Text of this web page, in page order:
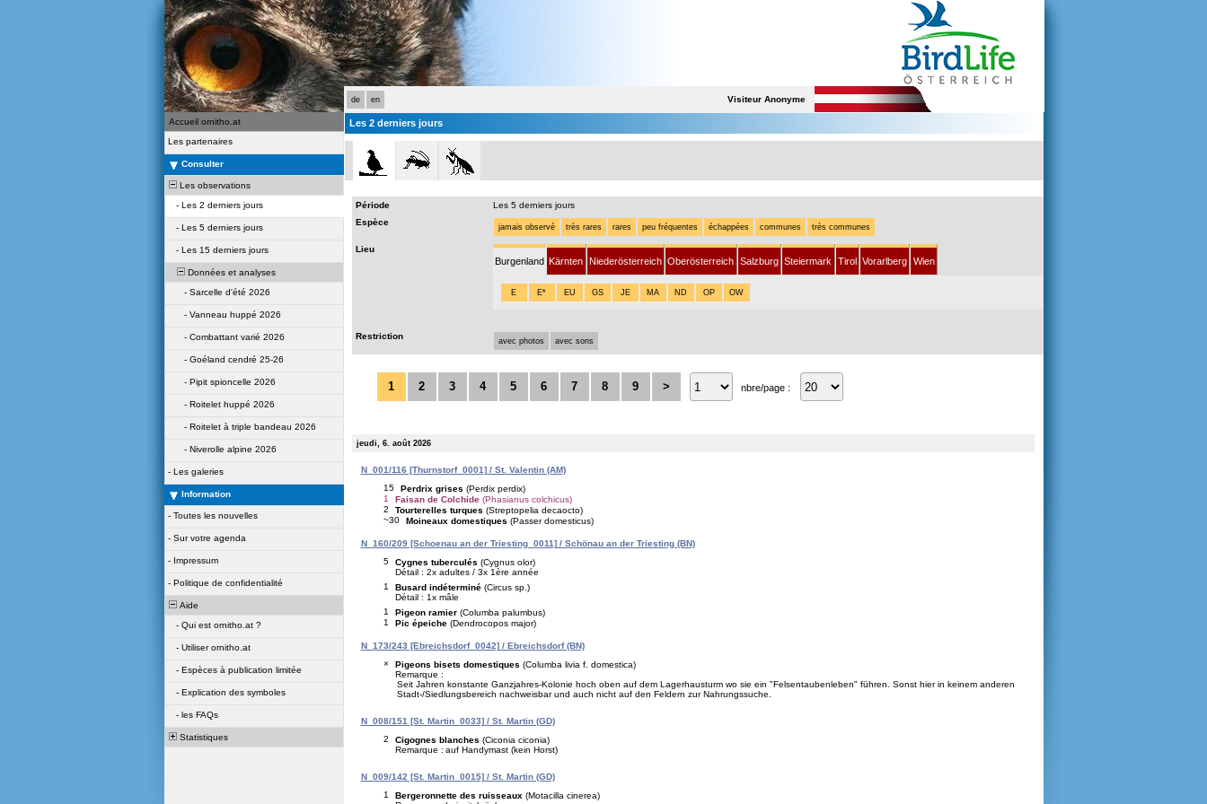
de en Visiteur Anonyme
Accueil ornitho.at
Les partenaires
Consulter
Les observations
- Les 2 derniers jours
- Les 5 derniers jours
- Les 15 derniers jours
Données et analyses
- Sarcelle d'été 2026
- Vanneau huppé 2026
- Combattant varié 2026
- Goéland cendré 25-26
- Pipit spioncelle 2026
- Roitelet huppé 2026
- Roitelet à triple bandeau 2026
- Niverolle alpine 2026
- Les galeries
Information
- Toutes les nouvelles
- Sur votre agenda
- Impressum
- Politique de confidentialité
Aide
- Qui est ornitho.at ?
- Utiliser ornitho.at
- Espèces à publication limitée
- Explication des symboles
- les FAQs
Statistiques
Les 2 derniers jours
Période
Les 5 derniers jours
Espèce
jamais observé très rares rares peu fréquentes échappées communes très communes
Lieu
Burgenland Kärnten Niederösterreich Oberösterreich Salzburg Steiermark Tirol Vorarlberg Wien
E E* EU GS JE MA ND OP OW
Restriction avec photos avec sons
1 2 3 4 5 6 7 8 9 > nbre/page :
jeudi, 6. août 2026
N_001/116 [Thurnstorf_0001] / St. Valentin (AM)
15
Perdrix grises (Perdix perdix)
1
Faisan de Colchide (Phasianus colchicus)
2
Tourterelles turques (Streptopelia decaocto)
~30
Moineaux domestiques (Passer domesticus)
N_160/209 [Schoenau an der Triesting_0011] / Schönau an der Triesting (BN)
5
Cygnes tuberculés (Cygnus olor)
Détail : 2x adultes / 3x 1ère année
1
Busard indéterminé (Circus sp.)
Détail : 1x mâle
1
Pigeon ramier (Columba palumbus)
1
Pic épeiche (Dendrocopos major)
N_173/243 [Ebreichsdorf_0042] / Ebreichsdorf (BN)
×
Pigeons bisets domestiques (Columba livia f. domestica)
Remarque :
Seit Jahren konstante Ganzjahres-Kolonie hoch oben auf dem Lagerhausturm wo sie ein "Felsentaubenleben" führen. Sonst hier in keinem anderen
Stadt-/Siedlungsbereich nachweisbar und auch nicht auf den Feldern zur Nahrungssuche.
N_008/151 [St. Martin_0033] / St. Martin (GD)
2
Cigognes blanches (Ciconia ciconia)
Remarque : auf Handymast (kein Horst)
N_009/142 [St. Martin_0015] / St. Martin (GD)
1
Bergeronnette des ruisseaux (Motacilla cinerea)